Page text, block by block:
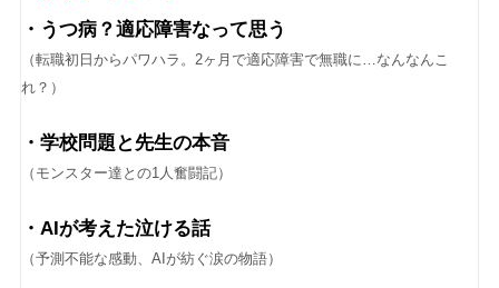
・うつ病？適応障害なって思う
（転職初日からパワハラ。2ヶ月で適応障害で無職に…なんなんこ
れ？）
・学校問題と先生の本音
（モンスター達との1人奮闘記）
・AIが考えた泣ける話
（予測不能な感動、AIが紡ぐ涙の物語）